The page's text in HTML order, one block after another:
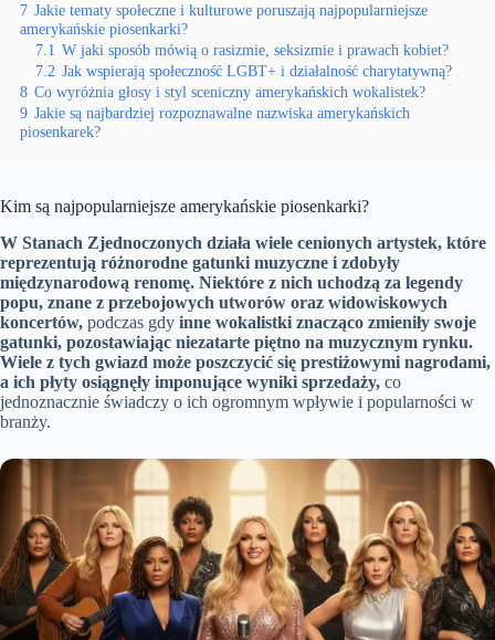
7 Jakie tematy społeczne i kulturowe poruszają najpopularniejsze
amerykańskie piosenkarki?
7.1 W jaki sposób mówią o rasizmie, seksizmie i prawach kobiet?
7.2 Jak wspierają społeczność LGBT+ i działalność charytatywną?
8 Co wyróżnia głosy i styl sceniczny amerykańskich wokalistek?
9 Jakie są najbardziej rozpoznawalne nazwiska amerykańskich
piosenkarek?
Kim są najpopularniejsze amerykańskie piosenkarki?
W Stanach Zjednoczonych działa wiele cenionych artystek, które
reprezentują różnorodne gatunki muzyczne i zdobyły
międzynarodową renomę. Niektóre z nich uchodzą za legendy
popu, znane z przebojowych utworów oraz widowiskowych
koncertów, podczas gdy inne wokalistki znacząco zmieniły swoje
gatunki, pozostawiając niezatarte piętno na muzycznym rynku.
Wiele z tych gwiazd może poszczycić się prestiżowymi nagrodami,
a ich płyty osiągnęły imponujące wyniki sprzedaży, co
jednoznacznie świadczy o ich ogromnym wpływie i popularności w
branży.